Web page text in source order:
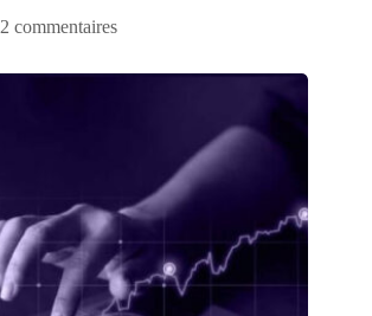
2 commentaires